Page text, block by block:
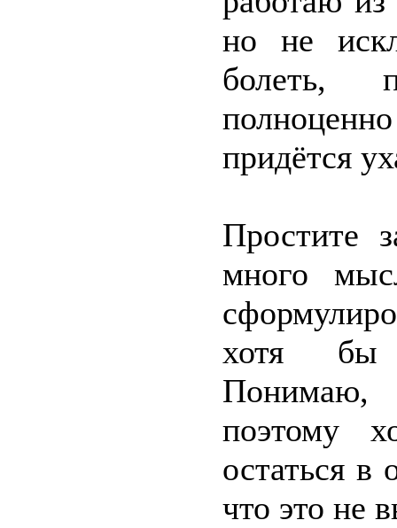
но не
болеть,
придётся
Простите
много
хотя бы
Понимаю,
поэтому
остаться в
что это не